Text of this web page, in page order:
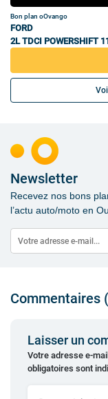
Bon plan oOvango
FORD
2L TDCI POWERSHIFT
Newsletter
Recevez nos bons
l’actu auto/moto en
Commentaires
Laisser un
Votre adresse e-
obligatoires sont